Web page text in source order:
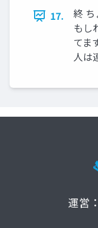
17.
終
もし
てま
人は
運営